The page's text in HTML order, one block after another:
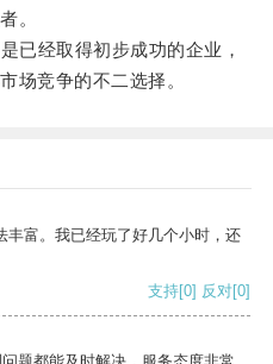
。
经取得初步成功的企业，
场竞争的不二选择。
丰富。我已经玩了好几个小时，还
支持[0] 反对[0]